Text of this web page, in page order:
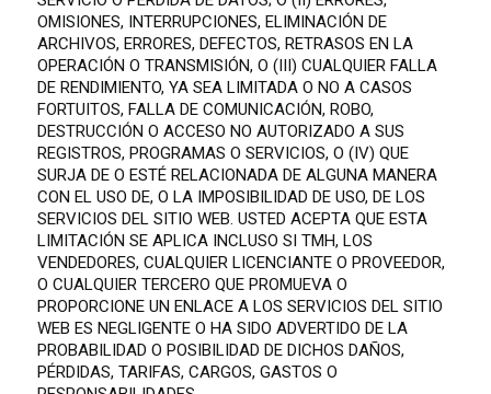
OMISIONES, INTERRUPCIONES, ELIMINACIÓN DE
ARCHIVOS, ERRORES, DEFECTOS, RETRASOS EN LA
OPERACIÓN O TRANSMISIÓN, O (III) CUALQUIER FALLA
DE RENDIMIENTO, YA SEA LIMITADA O NO A CASOS
FORTUITOS, FALLA DE COMUNICACIÓN, ROBO,
DESTRUCCIÓN O ACCESO NO AUTORIZADO A SUS
REGISTROS, PROGRAMAS O SERVICIOS, O (IV) QUE
SURJA DE O ESTÉ RELACIONADA DE ALGUNA MANERA
CON EL USO DE, O LA IMPOSIBILIDAD DE USO, DE LOS
SERVICIOS DEL SITIO WEB. USTED ACEPTA QUE ESTA
LIMITACIÓN SE APLICA INCLUSO SI TMH, LOS
VENDEDORES, CUALQUIER LICENCIANTE O PROVEEDOR,
O CUALQUIER TERCERO QUE PROMUEVA O
PROPORCIONE UN ENLACE A LOS SERVICIOS DEL SITIO
WEB ES NEGLIGENTE O HA SIDO ADVERTIDO DE LA
PROBABILIDAD O POSIBILIDAD DE DICHOS DAÑOS,
PÉRDIDAS, TARIFAS, CARGOS, GASTOS O